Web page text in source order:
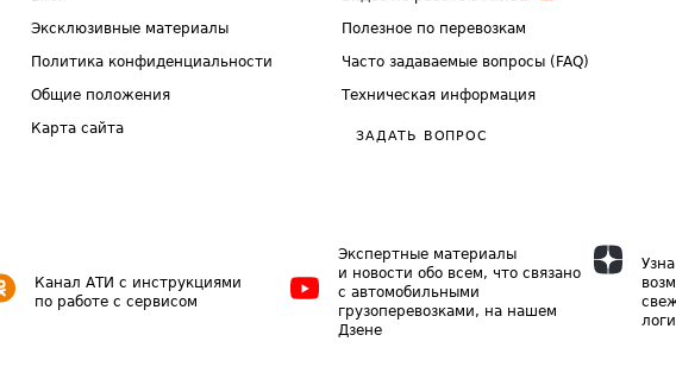
Эксклюзивные материалы
Политика конфиденциальности
Общие положения
Карта сайта
Полезное по перевозкам
Часто задаваемые вопросы (FAQ)
Техническая информация
ЗАДАТЬ ВОПРОС
Канал АТИ с инструкциями
по работе с сервисом
Экспертные материалы
и новости обо всем, что связано
с автомобильными
грузоперевозками, на нашем
Дзене